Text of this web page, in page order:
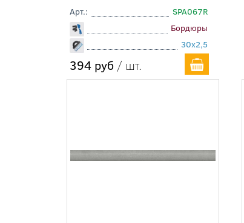
Арт.:
SPA067R
Бордюры
30x2,5
394 руб / шт.